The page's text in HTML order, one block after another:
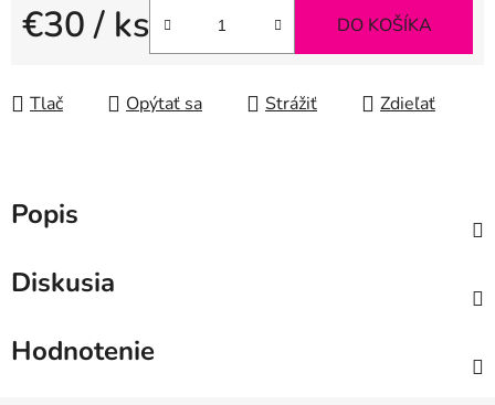
€30/ ks
Jednotková cena:
DO KOŠÍKA
Tlač Opýtať sa Strážiť Zdieľať
Popis
Diskusia
Hodnotenie